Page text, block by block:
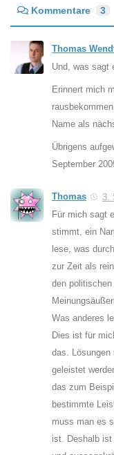
Kommentare 3
Thomas
Und, was sagt
Erinnert mich
Name als
Übrigens
September
Thomas
3.
Für mich sagt
stimmt, ein
lese, was
zur Zeit als
den
Was anderes
Dies ist für
das. Lösungen
geleistet
das zum
bestimmte
muss man es
ist. Deshalb ist